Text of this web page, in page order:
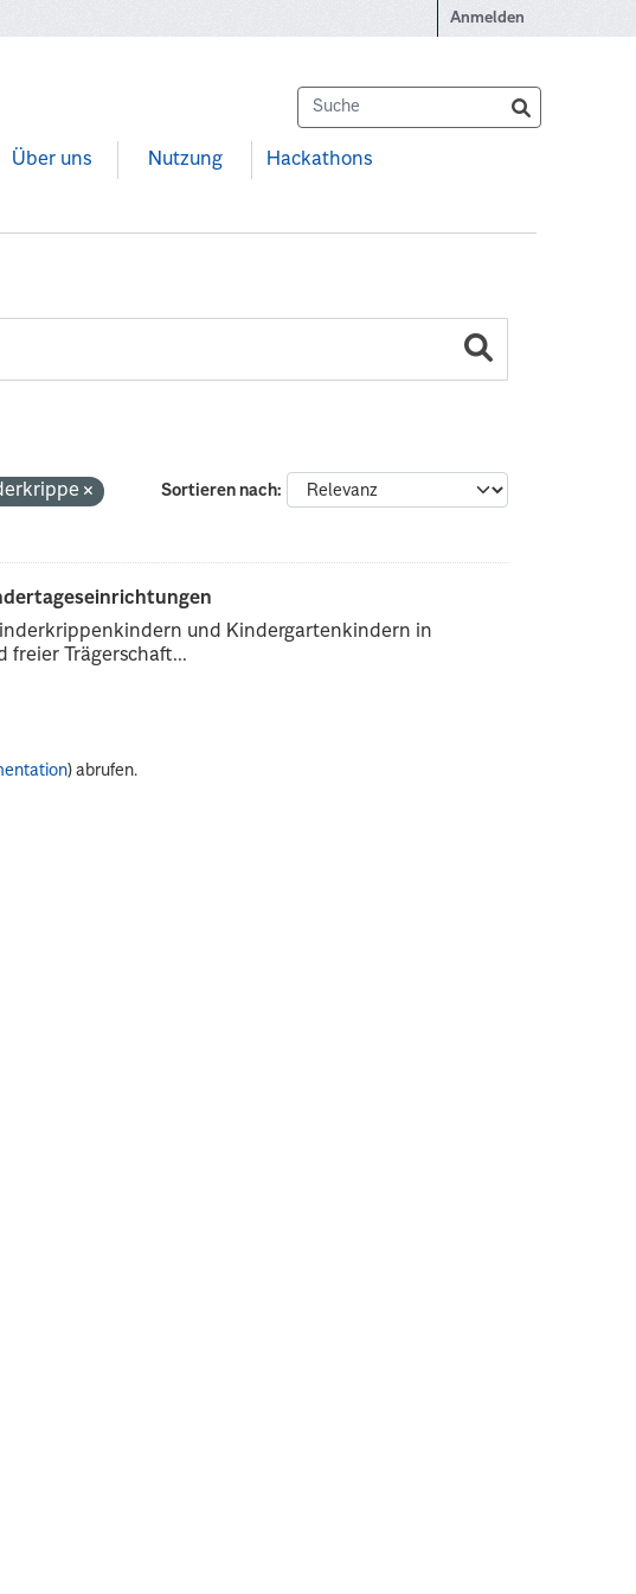
Anmelden
Über uns Nutzung Hackathons
Sortieren nach
und Kindergartenkindern in
freier Trägerschaft...
) abrufen.